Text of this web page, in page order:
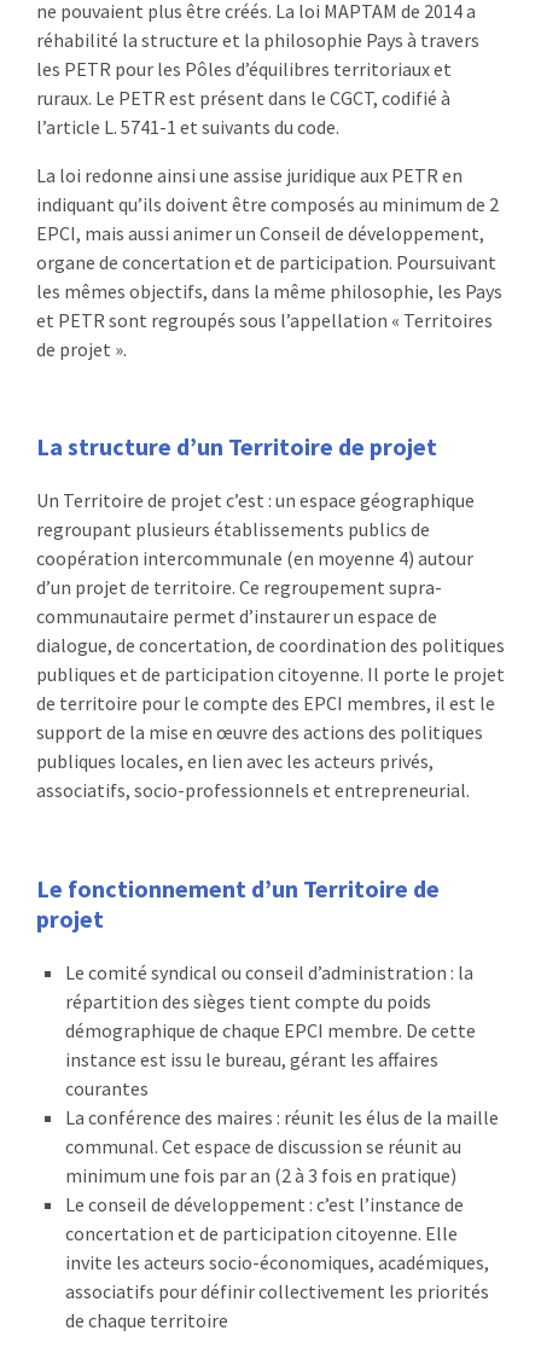
ne pouvaient plus être créés. La loi MAPTAM de 2014 a
réhabilité la structure et la philosophie Pays à travers
les PETR pour les Pôles d’équilibres territoriaux et
ruraux. Le PETR est présent dans le CGCT, codifié à
l’article L. 5741-1 et suivants du code.
La loi redonne ainsi une assise juridique aux PETR en
indiquant qu’ils doivent être composés au minimum de 2
EPCI, mais aussi animer un Conseil de développement,
organe de concertation et de participation. Poursuivant
les mêmes objectifs, dans la même philosophie, les Pays
et PETR sont regroupés sous l’appellation « Territoires
de projet ».
La structure d’un Territoire de projet
Un Territoire de projet c’est : un espace géographique
regroupant plusieurs établissements publics de
coopération intercommunale (en moyenne 4) autour
d’un projet de territoire. Ce regroupement supra-
communautaire permet d’instaurer un espace de
dialogue, de concertation, de coordination des politiques
publiques et de participation citoyenne. Il porte le projet
de territoire pour le compte des EPCI membres, il est le
support de la mise en œuvre des actions des politiques
publiques locales, en lien avec les acteurs privés,
associatifs, socio-professionnels et entrepreneurial.
Le fonctionnement d’un Territoire de
projet
Le comité syndical ou conseil d’administration : la
répartition des sièges tient compte du poids
démographique de chaque EPCI membre. De cette
instance est issu le bureau, gérant les affaires
courantes
La conférence des maires : réunit les élus de la maille
communal. Cet espace de discussion se réunit au
minimum une fois par an (2 à 3 fois en pratique)
Le conseil de développement : c’est l’instance de
concertation et de participation citoyenne. Elle
invite les acteurs socio-économiques, académiques,
associatifs pour définir collectivement les priorités
de chaque territoire